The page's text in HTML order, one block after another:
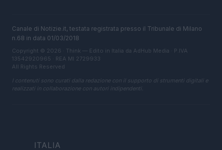
Canale di Notizie.it, testata registrata presso il Tribunale di Milano
n.68 in data 01/03/2018
Copyright © 2026 · Think — Edito in Italia da AdHub Media · P.IVA
13542920965 · REA MI 2729933
All Rights Reserved
I contenuti sono curati dalla redazione con il supporto di strumenti digitali e
realizzati in collaborazione con autori indipendenti.
ITALIA